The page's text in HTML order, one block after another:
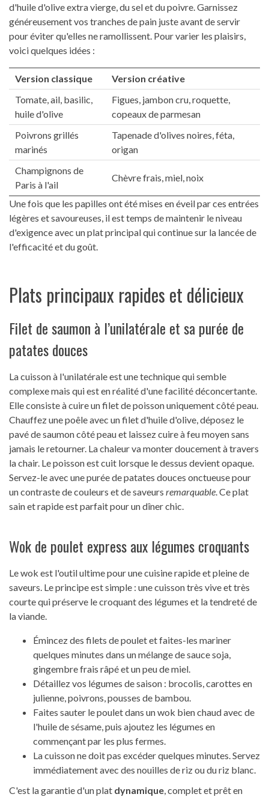
d'huile d'olive extra vierge, du sel et du poivre. Garnissez
généreusement vos tranches de pain juste avant de servir
pour éviter qu'elles ne ramollissent. Pour varier les plaisirs,
voici quelques idées :
Version classique
Version créative
Tomate, ail, basilic,
huile d'olive
Figues, jambon cru, roquette,
copeaux de parmesan
Poivrons grillés
marinés
Tapenade d'olives noires, féta,
origan
Champignons de
Paris à l'ail
Chèvre frais, miel, noix
Une fois que les papilles ont été mises en éveil par ces entrées
légères et savoureuses, il est temps de maintenir le niveau
d'exigence avec un plat principal qui continue sur la lancée de
l'efficacité et du goût.
Plats principaux rapides et délicieux
Filet de saumon à l’unilatérale et sa purée de
patates douces
La cuisson à l'unilatérale est une technique qui semble
complexe mais qui est en réalité d'une facilité déconcertante.
Elle consiste à cuire un filet de poisson uniquement côté peau.
Chauffez une poêle avec un filet d'huile d'olive, déposez le
pavé de saumon côté peau et laissez cuire à feu moyen sans
jamais le retourner. La chaleur va monter doucement à travers
la chair. Le poisson est cuit lorsque le dessus devient opaque.
Servez-le avec une purée de patates douces onctueuse pour
un contraste de couleurs et de saveurs remarquable. Ce plat
sain et rapide est parfait pour un dîner chic.
Wok de poulet express aux légumes croquants
Le wok est l'outil ultime pour une cuisine rapide et pleine de
saveurs. Le principe est simple : une cuisson très vive et très
courte qui préserve le croquant des légumes et la tendreté de
la viande.
Émincez des filets de poulet et faites-les mariner
quelques minutes dans un mélange de sauce soja,
gingembre frais râpé et un peu de miel.
Détaillez vos légumes de saison : brocolis, carottes en
julienne, poivrons, pousses de bambou.
Faites sauter le poulet dans un wok bien chaud avec de
l'huile de sésame, puis ajoutez les légumes en
commençant par les plus fermes.
La cuisson ne doit pas excéder quelques minutes. Servez
immédiatement avec des nouilles de riz ou du riz blanc.
C'est la garantie d'un plat dynamique, complet et prêt en